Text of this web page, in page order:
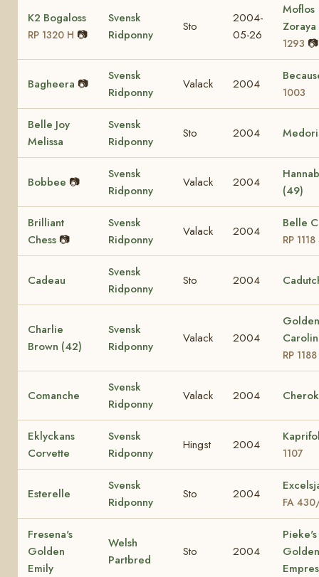
K2 Bogaloss
RP 1320 H 📷
Svensk
Ridponny
Sto
2004-
05-26
Moflos
Zoraya
1293 📷
Bagheera 📷
Svensk
Ridponny
Valack 2004
1003
Belle Joy
Melissa
Svensk
Ridponny
Sto 2004 Medori
Bobbee 📷
Svensk
Ridponny
Valack 2004
(49)
Brilliant
Chess 📷
Svensk
Ridponny
Valack 2004
Belle
RP 1118
Cadeau
Svensk
Ridponny
Sto 2004
Charlie
Brown (42)
Svensk
Ridponny
Valack 2004
Golden
RP
Comanche
Svensk
Ridponny
Valack 2004
Eklyckans
Corvette
Svensk
Ridponny
Hingst 2004
1107
Esterelle
Svensk
Ridponny
Sto 2004
FA
Fresena's
Golden
Emily
Welsh
Partbred
Sto 2004
Pieke's
Golden